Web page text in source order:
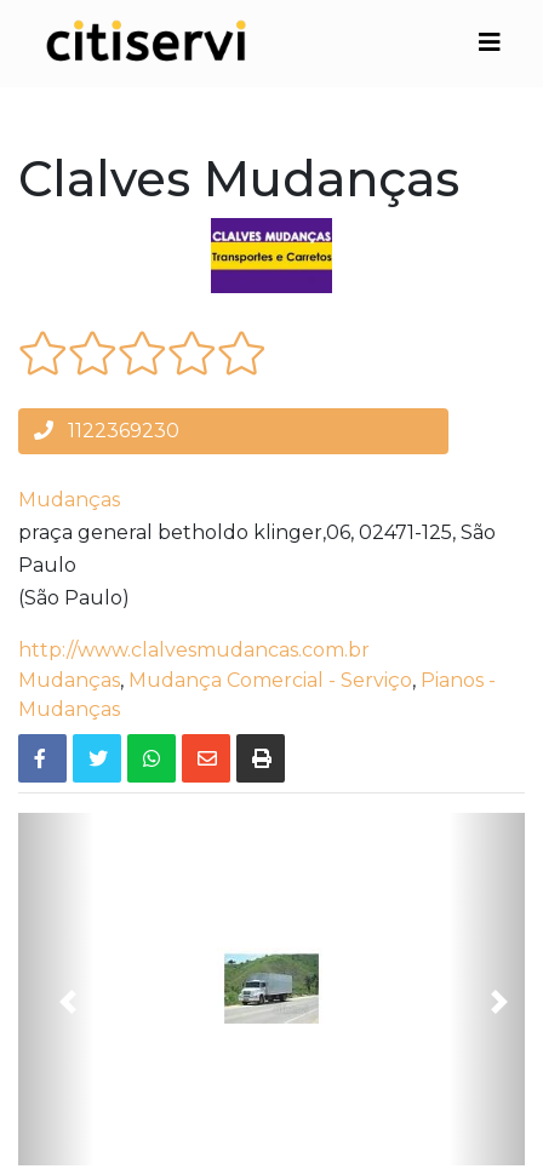
Clalves Mudanças
1122369230
Mudanças
praça general betholdo klinger,06, 02471-125, São
Paulo
(São Paulo)
http://www.clalvesmudancas.com.br
Mudanças, Mudança Comercial - Serviço, Pianos -
Mudanças